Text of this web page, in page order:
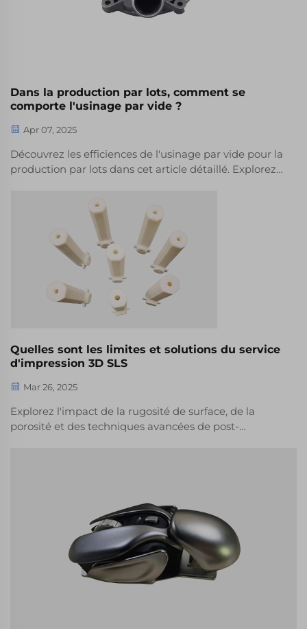
Dans la production par lots, comment se
comporte l'usinage par vide ?
Apr 07, 2025
Découvrez les efficiences de l'usinage par vide pour la
production par lots dans cet article détaillé. Explorez
sur les délais de livraison, offrant des insights sur une
fabrication optimisée de petits lots et des solutions
hybrides pour divers secteurs.
Quelles sont les limites et solutions du service
d'impression 3D SLS
Mar 26, 2025
Explorez l'impact de la rugosité de surface, de la
porosité et des techniques avancées de post-
solutions hybrides pour une fabrication précise et